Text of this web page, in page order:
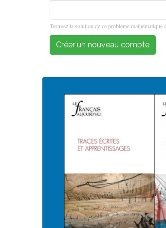
Trouvez la solution de ce problème mathématique
Créer un nouveau compte